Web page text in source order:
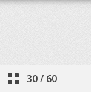
30/ 60